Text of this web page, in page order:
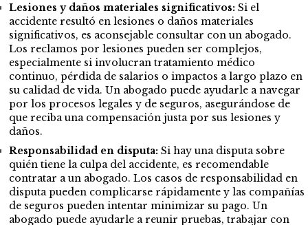
Lesiones y daños materiales significativos: Si el
accidente resultó en lesiones o daños materiales
significativos, es aconsejable consultar con un abogado.
Los reclamos por lesiones pueden ser complejos,
especialmente si involucran tratamiento médico
continuo, pérdida de salarios o impactos a largo plazo en
su calidad de vida. Un abogado puede ayudarle a navegar
por los procesos legales y de seguros, asegurándose de
que reciba una compensación justa por sus lesiones y
daños.
Responsabilidad en disputa: Si hay una disputa sobre
quién tiene la culpa del accidente, es recomendable
contratar a un abogado. Los casos de responsabilidad en
disputa pueden complicarse rápidamente y las compañías
de seguros pueden intentar minimizar su pago. Un
abogado puede ayudarle a reunir pruebas, trabajar con